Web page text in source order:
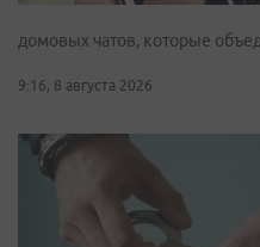
домовых чатов, которые
9:16, 8 августа 2026